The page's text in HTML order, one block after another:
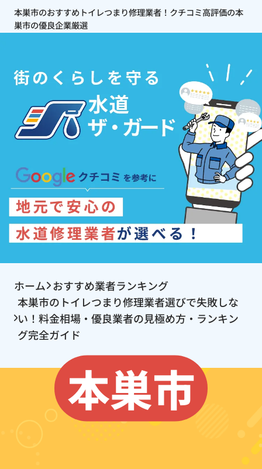
本巣市のおすすめトイレつまり修理業者！クチコミ高評価の本
巣市の優良企業厳選
ホーム おすすめ業者ランキング
本巣市のトイレつまり修理業者選びで失敗しな
い！料金相場・優良業者の見極め方・ランキン
グ完全ガイド
本巣市